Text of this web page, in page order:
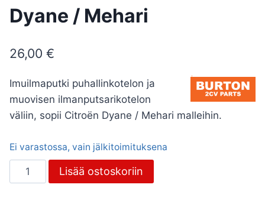
Dyane / Mehari
26,00 €
Imuilmaputki puhallinkotelon ja
muovisen ilmanputsarikotelon
väliin, sopii Citroën Dyane / Mehari malleihin.
Ei varastossa, vain jälkitoimituksena
Imuilmaputki,
Citroën
Lisää ostoskoriin